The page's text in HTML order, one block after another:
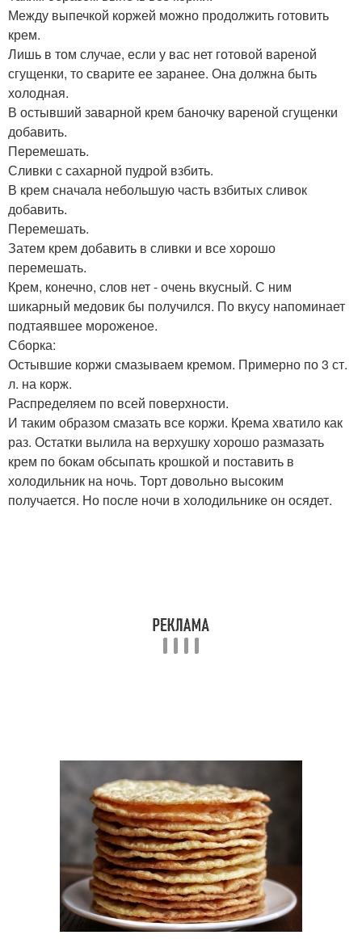
Между выпечкой коржей можно продолжить готовить
крем.
Лишь в том случае, если у вас нет готовой вареной
сгущенки, то сварите ее заранее. Она должна быть
холодная.
В остывший заварной крем баночку вареной сгущенки
добавить.
Перемешать.
Сливки с сахарной пудрой взбить.
В крем сначала небольшую часть взбитых сливок
добавить.
Перемешать.
Затем крем добавить в сливки и все хорошо
перемешать.
Крем, конечно, слов нет - очень вкусный. С ним
шикарный медовик бы получился. По вкусу напоминает
подтаявшее мороженое.
Сборка:
Остывшие коржи смазываем кремом. Примерно по 3 ст.
л. на корж.
Распределяем по всей поверхности.
И таким образом смазать все коржи. Крема хватило как
раз. Остатки вылила на верхушку хорошо размазать
крем по бокам обсыпать крошкой и поставить в
холодильник на ночь. Торт довольно высоким
получается. Но после ночи в холодильнике он осядет.